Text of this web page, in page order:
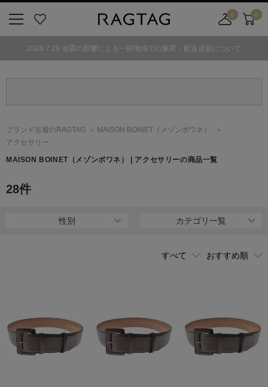
気
0
舗
カ
ト
0
2026.7.29 地震の影響による一部地域での集荷・配送遅延について
ブランド古着のRAGTAG MAISON BOINET （メゾンボワネ）
アクセサリー
MAISON BOINET （メゾンボワネ） | アクセサリーの商品一覧
28件
性別 カテゴリ一覧